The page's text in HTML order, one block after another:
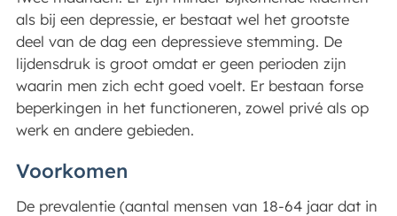
als bij een depressie, er bestaat wel het grootste
deel van de dag een depressieve stemming. De
lijdensdruk is groot omdat er geen perioden zijn
waarin men zich echt goed voelt. Er bestaan forse
beperkingen in het functioneren, zowel privé als op
werk en andere gebieden.
Voorkomen
De prevalentie (aantal mensen van 18-64 jaar dat in